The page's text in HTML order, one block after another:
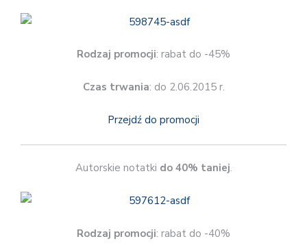
Rodzaj promocji: rabat do -45%
Czas trwania: do 2.06.2015 r.
Przejdź do promocji
Autorskie notatki do 40% taniej.
Rodzaj promocji: rabat do -40%